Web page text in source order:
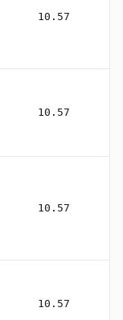
10.57
10.57
10.57
10.57